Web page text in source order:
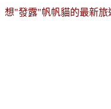
想"發露"帆帆貓的最新